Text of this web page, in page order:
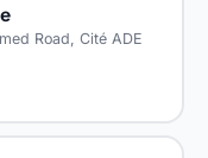
Road, Cité ADE